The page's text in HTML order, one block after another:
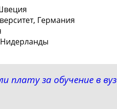
Германия
Нидерланды
плату за обучение в